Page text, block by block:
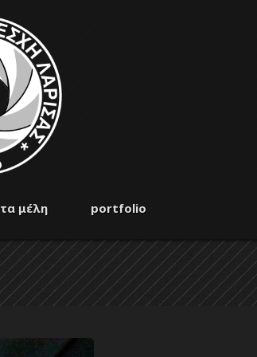
τα μέλη portfolio